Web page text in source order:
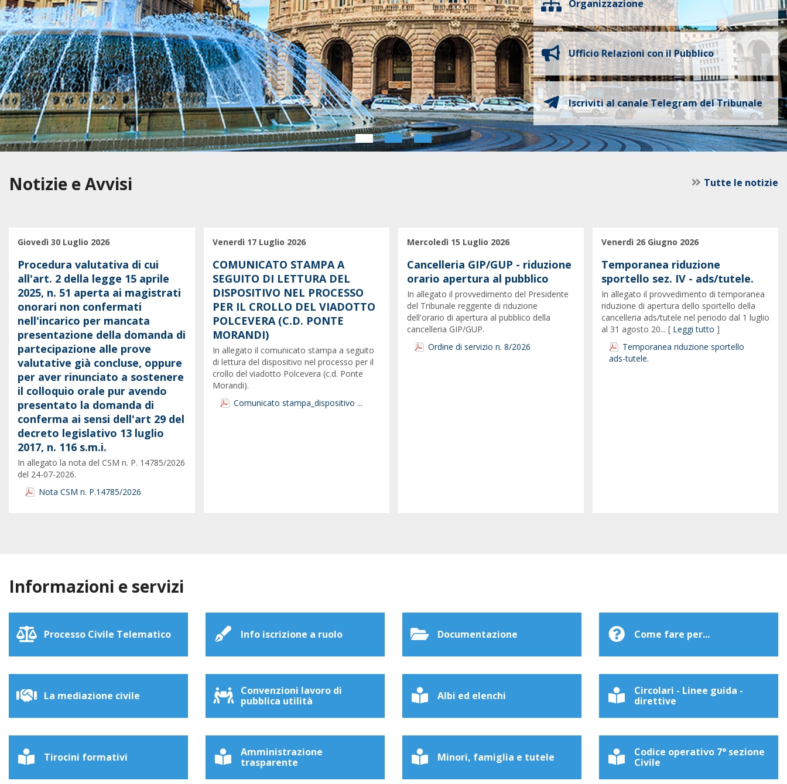
Organizzazione
Ufficio Relazioni con il Pubblico
Iscriviti al canale Telegram del Tribunale
Notizie e Avvisi Tutte le notizie
Giovedì 30 Luglio 2026
Procedura valutativa di cui
all'art. 2 della legge 15 aprile
2025, n. 51 aperta ai magistrati
onorari non confermati
nell'incarico per mancata
presentazione della domanda di
partecipazione alle prove
valutative già concluse, oppure
per aver rinunciato a sostenere
il colloquio orale pur avendo
presentato la domanda di
conferma ai sensi dell'art 29 del
decreto legislativo 13 luglio
2017, n. 116 s.m.i.
In allegato la nota del CSM n. P. 14785/2026
del 24-07-2026.
Nota CSM n. P.14785/2026
Venerdì 17 Luglio 2026
COMUNICATO STAMPA A
SEGUITO DI LETTURA DEL
DISPOSITIVO NEL PROCESSO
PER IL CROLLO DEL VIADOTTO
POLCEVERA (C.D. PONTE
MORANDI)
In allegato il comunicato stampa a seguito
di lettura del dispositivo nel processo per il
crollo del viadotto Polcevera (c.d. Ponte
Morandi).
Comunicato stampa_dispositivo ...
Mercoledì 15 Luglio 2026
Cancelleria GIP/GUP - riduzione
orario apertura al pubblico
In allegato il provvedimento del Presidente
del Tribunale reggente di riduzione
dell'orario di apertura al pubblico della
cancelleria GIP/GUP.
Ordine di servizio n. 8/2026
Venerdì 26 Giugno 2026
Temporanea riduzione
sportello sez. IV - ads/tutele.
In allegato il provvedimento di temporanea
riduzione di apertura dello sportello della
cancelleria ads/tutele nel periodo dal 1 luglio
al 31 agosto 20... [ Leggi tutto ]
Temporanea riduzione sportello
ads-tutele.
Informazioni e servizi
Processo Civile Telematico Info iscrizione a ruolo Documentazione Come fare per...
La mediazione civile
Convenzioni lavoro di
pubblica utilità
Albi ed elenchi
Circolari - Linee guida -
direttive
Tirocini formativi
Amministrazione
trasparente
Minori, famiglia e tutele
Codice operativo 7° sezione
Civile